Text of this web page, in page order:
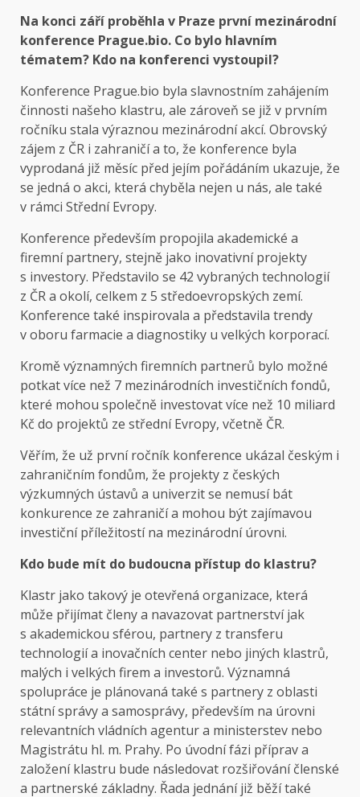
Na konci září proběhla v Praze první mezinárodní
konference Prague.bio. Co bylo hlavním
tématem? Kdo na konferenci vystoupil?
Konference Prague.bio byla slavnostním zahájením
činnosti našeho klastru, ale zároveň se již v prvním
ročníku stala výraznou mezinárodní akcí. Obrovský
zájem z ČR i zahraničí a to, že konference byla
vyprodaná již měsíc před jejím pořádáním ukazuje, že
se jedná o akci, která chyběla nejen u nás, ale také
v rámci Střední Evropy.
Konference především propojila akademické a
firemní partnery, stejně jako inovativní projekty
s investory. Představilo se 42 vybraných technologií
z ČR a okolí, celkem z 5 středoevropských zemí.
Konference také inspirovala a představila trendy
v oboru farmacie a diagnostiky u velkých korporací.
Kromě významných firemních partnerů bylo možné
potkat více než 7 mezinárodních investičních fondů,
které mohou společně investovat více než 10 miliard
Kč do projektů ze střední Evropy, včetně ČR.
Věřím, že už první ročník konference ukázal českým i
zahraničním fondům, že projekty z českých
výzkumných ústavů a univerzit se nemusí bát
konkurence ze zahraničí a mohou být zajímavou
investiční příležitostí na mezinárodní úrovni.
Kdo bude mít do budoucna přístup do klastru?
Klastr jako takový je otevřená organizace, která
může přijímat členy a navazovat partnerství jak
s akademickou sférou, partnery z transferu
technologií a inovačních center nebo jiných klastrů,
malých i velkých firem a investorů. Významná
spolupráce je plánovaná také s partnery z oblasti
státní správy a samosprávy, především na úrovni
relevantních vládních agentur a ministerstev nebo
Magistrátu hl. m. Prahy. Po úvodní fázi příprav a
založení klastru bude následovat rozšiřování členské
a partnerské základny. Řada jednání již běží také